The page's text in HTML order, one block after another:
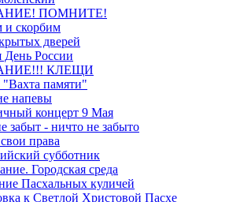
ПОМНИТЕ!
скорбим
дверей
День России
КЛЕЩИ
памяти"
напевы
концерт 9 Мая
забыт - ничто не забыто
права
субботник
Городская среда
Пасхальных куличей
к Светлой Христовой Пасхе